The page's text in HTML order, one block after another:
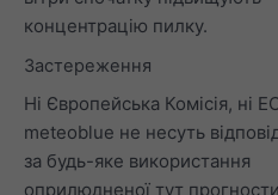
концентрацію пилку.
Застереження
Ні Європейська Комісія, ні
meteoblue не несуть
за будь-яке використання
оприлюдненої тут